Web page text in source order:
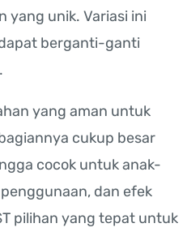
yang unik. Variasi ini
berganti-ganti
yang aman untuk
cukup besar
cocok untuk anak-
dan efek
pilihan yang tepat untuk